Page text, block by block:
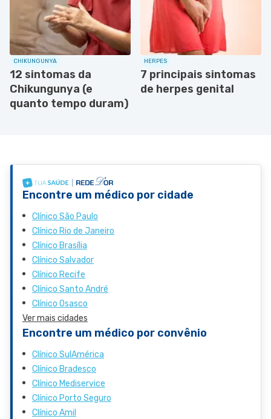
CHIKUNGUNYA
12 sintomas da
Chikungunya (e
quanto tempo duram)
HERPES
7 principais sintomas
de herpes genital
Encontre um médico por cidade
Clínico São Paulo
Clínico Rio de Janeiro
Clínico Brasília
Clínico Salvador
Clínico Recife
Clínico Santo André
Clínico Osasco
Ver mais cidades
Encontre um médico por convênio
Clínico SulAmérica
Clínico Bradesco
Clínico Mediservice
Clínico Porto Seguro
Clínico Amil